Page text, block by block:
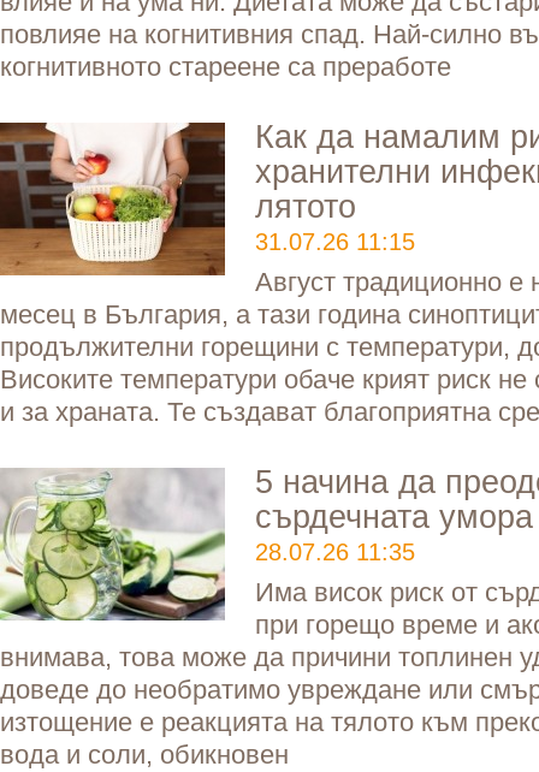
повлияе на когнитивния спад. Най-силно
когнитивното стареене са преработе
Как да намалим
хранителни
лятото
31.07.26 11:15
Август традиционно е
месец в България, а тази година
продължителни горещини с температури,
Високите температури обаче крият риск
и за храната. Те създават благоприятна
5 начина да
сърдечната
28.07.26 11:35
Има висок риск от
при горещо време и
внимава, това може да причини топлинен
доведе до необратимо увреждане или
изтощение е реакцията на тялото към
вода и соли, обикновен